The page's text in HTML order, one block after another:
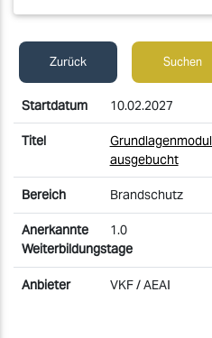
Zurück Suchen
10.02.2027
ausgebucht
Brandschutz
1.0
VKF / AEAI